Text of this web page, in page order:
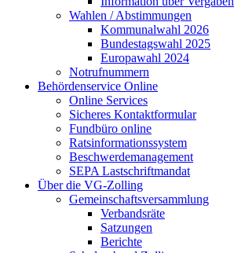
Wahlen / Abstimmungen
Kommunalwahl 2026
Bundestagswahl 2025
Europawahl 2024
Notrufnummern
Behördenservice Online
Online Services
Sicheres Kontaktformular
Fundbüro online
Ratsinformationssystem
Beschwerdemanagement
SEPA Lastschriftmandat
Über die VG-Zolling
Gemeinschaftsversammlung
Verbandsräte
Satzungen
Berichte